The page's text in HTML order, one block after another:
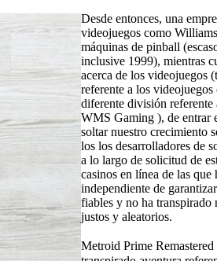
Desde entonces, una
videojuegos como
máquinas de pinball
inclusive 1999), mientras
acerca de los videojuegos
referente a los
diferente división
WMS Gaming ), de entrar
soltar nuestro crecimiento
los los desarrolladores de
a lo largo de solicitud de
casinos en línea de las
independiente de
fiables y no ha transpirado
justos y aleatorios.
Metroid Prime